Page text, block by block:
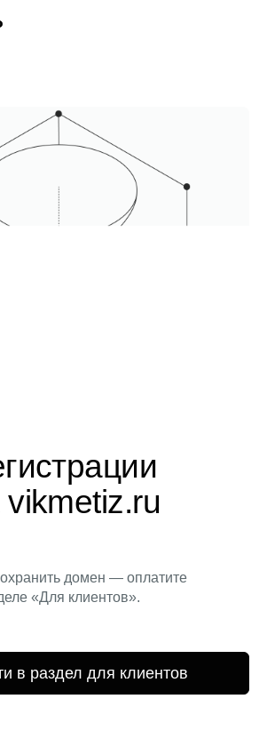
домен — оплатите
«Для клиентов».
в раздел для клиентов